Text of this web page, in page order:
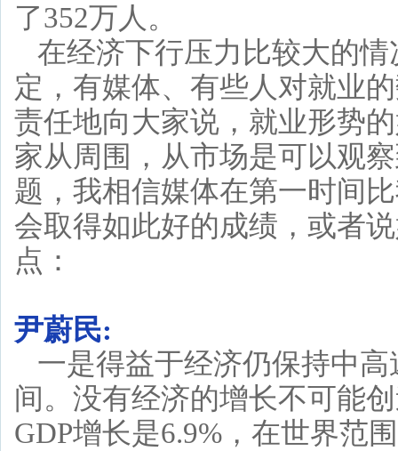
了352万人。
在经济下行压力比较大的
定，有媒体、有些人对就业
责任地向大家说，就业形势
家从周围，从市场是可以观
题，我相信媒体在第一时间
会取得如此好的成绩，或者
点：
尹蔚民:
一是得益于经济仍保持中
间。没有经济的增长不可能
GDP增长是6.9%，在世界范